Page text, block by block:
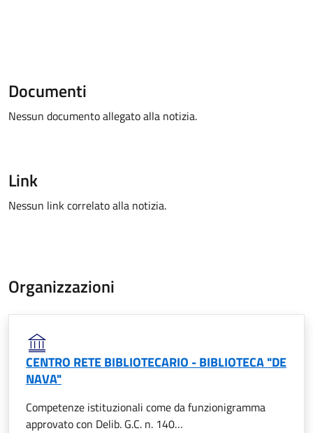
Documenti
Nessun documento allegato alla notizia.
Link
Nessun link correlato alla notizia.
Organizzazioni
CENTRO RETE BIBLIOTECARIO - BIBLIOTECA "DE
NAVA"
Competenze istituzionali come da funzionigramma
approvato con Delib. G.C. n. 140…